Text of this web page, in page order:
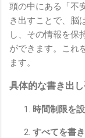
頭の中にある「不
き出すことで、脳
し、その情報を保
ができます。これ
ます。
具体的な書き出
時間制限を設
すべてを書き